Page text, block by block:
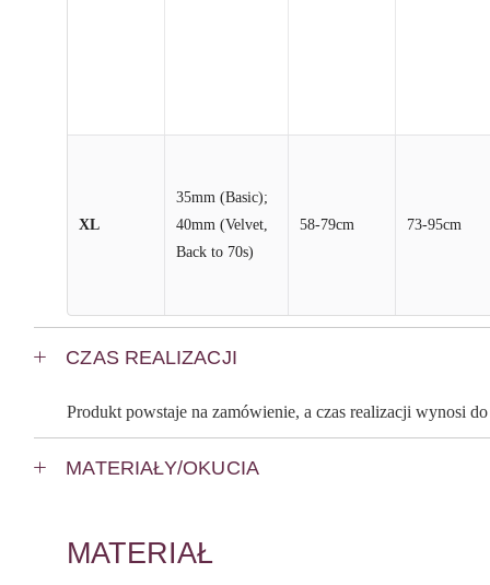
XL
35mm (Basic);
40mm (Velvet,
Back to 70s)
58-79cm 73-95cm
CZAS REALIZACJI
Produkt powstaje na zamówienie, a czas realizacji wynosi
MATERIAŁY/OKUCIA
MATERIAŁ